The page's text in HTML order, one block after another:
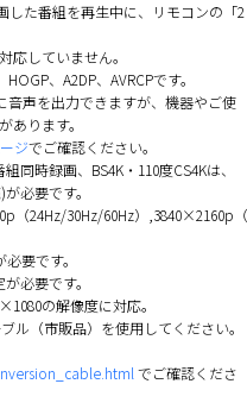
した番組を再生中に、リモコンの「2
応していません。
、A2DP、AVRCPです。
声を出力できますが、機器やご使
あります。
ジでご確認ください。
同時録画、BS4K・110度CS4Kは、
必要です。
（24Hz/30Hz/60Hz）,3840×2160p
要です。
必要です。
の解像度に対応。
ル（市販品）を使用してください。
でご確認くださ